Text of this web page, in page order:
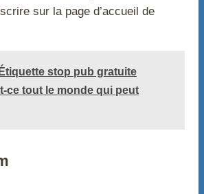
sur la page d’accueil de
Étiquette stop pub gratuite
ce tout le monde qui peut